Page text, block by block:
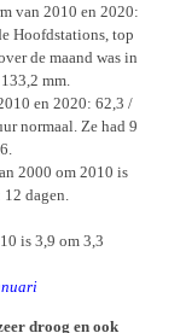
van 2010 en 2020:
Hoofdstations, top
de maand was in
mm.
en 2020: 62,3 /
normaal. Ze had 9
2000 om 2010 is
12 dagen.
is 3,9 om 3,3
droog en ook